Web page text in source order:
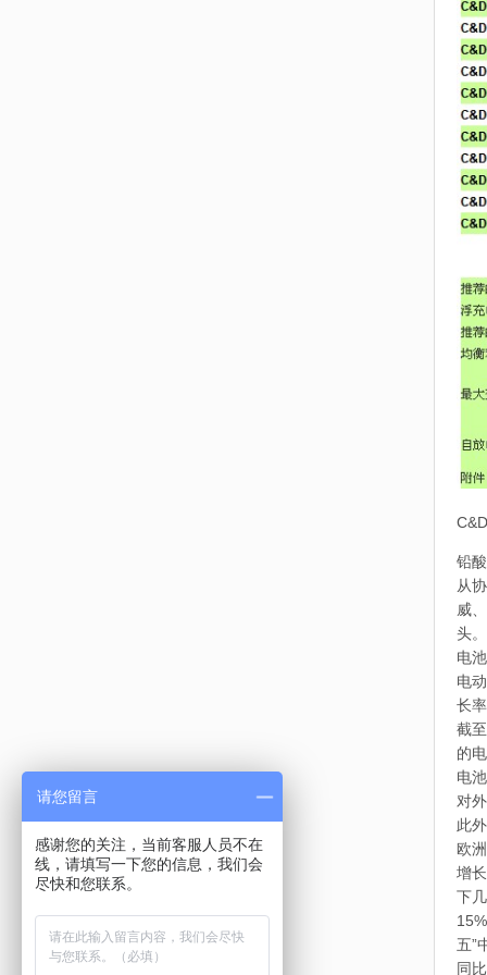
C&D
铅
从
威
头
电
电
长
截
的
电
对
此
欧
增
下
五”
同
请您留言
感谢您的关注，当前客服人员不在
线，请填写一下您的信息，我们会
尽快和您联系。